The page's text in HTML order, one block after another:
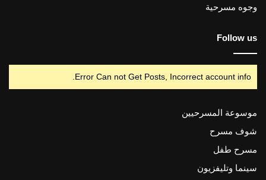
وجوه مسرحية
Follow us
Error Can not Get Posts, Incorrect account info.
موسوعة المسرحيين
شوف مسرح
مسرح طفل
سينما وتليفزيون